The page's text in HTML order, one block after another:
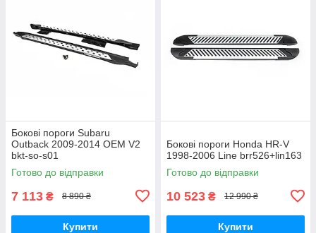
Бокові пороги Subaru
Outback 2009-2014 OEM V2
bkt-so-s01
Готово до відправки
7 113 ₴ 8 890 ₴
Купити
Бокові пороги Honda HR-V
1998-2006 Line brr526+lin163
Готово до відправки
10 523 ₴ 12 990 ₴
Купити